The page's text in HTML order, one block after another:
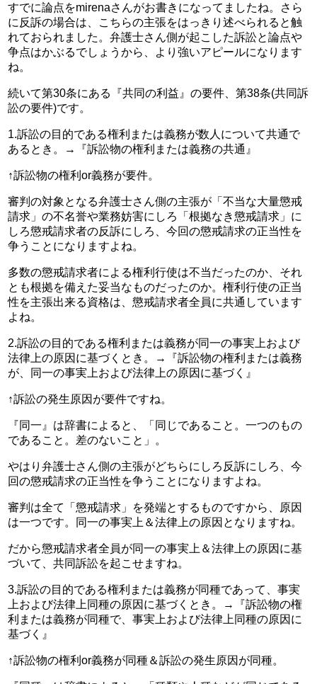
すでに論点をmirenaさんがお書きになってましたね。さら
に反訴の場合は、こちらの主張をはっきり述べられると触
れておられました。弁護士さん側が起こした訴訟と論点や
争点はかぶるでしょうから、より強いアピールになります
ね。
続いて第30条にある『共同の利益』の要件、第38条(共同訴
訟の要件)です。
1.訴訟の目的である権利または義務が数人について共通で
あるとき。→『訴訟物の権利または義務の共通』
↑訴訟物の権利or義務が要件。
審判の対象となる弁護士さん側の主張が「不当な大量懲戒
請求」の不名誉や業務妨害にしろ「根拠なき懲戒請求」に
しろ懲戒請求者の反訴にしろ、今回の懲戒請求の正当性を
争うことになりますよね。
多数の懲戒請求者による権利行使は不当だったのか、それ
とも根拠を備えた妥当なものだったのか。権利行使の正当
性を主張出来る資格は、懲戒請求者全員に共通しています
よね。
2.訴訟の目的である権利または義務が同一の事実上および
法律上の原因に基づくとき。→『訴訟物の権利または義務
が、同一の事実上および法律上の原因に基づく』
↑訴訟の発生原因が要件ですね。
『同一』は辞書によると、「同じであること。一つのもの
であること。差のないこと」。
やはり弁護士さん側の主張がどちらにしろ反訴にしろ、今
回の懲戒請求の正当性を争うことになりますよね。
審判は全て「懲戒請求」を発端とするものですから、原因
は一つです。同一の事実上＆法律上の原因となりますね。
だから懲戒請求者全員が同一の事実上＆法律上の原因に基
づいて、共同訴訟を起こせますね。
3.訴訟の目的である権利または義務が同種であって、事実
上および法律上同種の原因に基づくとき。→『訴訟物の権
利または義務が同種で、事実上および法律上同種の原因に
基づく』
↑訴訟物の権利or義務が同種＆訴訟の発生原因が同種。